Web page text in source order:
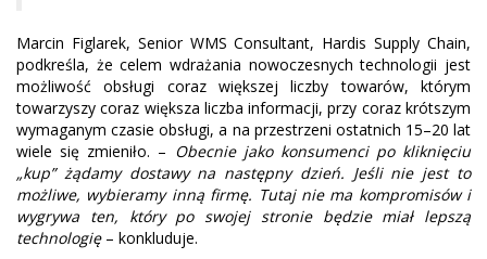
Marcin Figlarek, Senior WMS Consultant, Hardis Supply Chain,
podkreśla, że celem wdrażania nowoczesnych technologii jest
możliwość obsługi coraz większej liczby towarów, którym
towarzyszy coraz większa liczba informacji, przy coraz krótszym
wymaganym czasie obsługi, a na przestrzeni ostatnich 15–20 lat
wiele się zmieniło. – Obecnie jako konsumenci po kliknięciu
„kup” żądamy dostawy na następny dzień. Jeśli nie jest to
możliwe, wybieramy inną firmę. Tutaj nie ma kompromisów i
wygrywa ten, który po swojej stronie będzie miał lepszą
technologię– konkluduje.